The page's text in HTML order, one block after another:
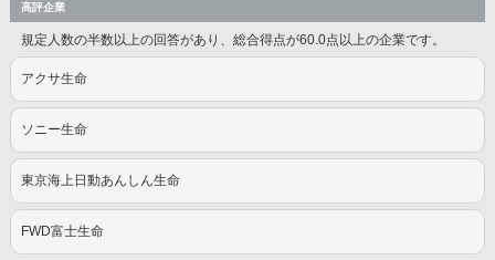
高評企業
規定人数の半数以上の回答があり、総合得点が60.0点以上の企業です。
アクサ生命
ソニー生命
東京海上日動あんしん生命
FWD富士生命